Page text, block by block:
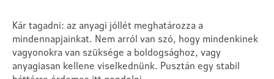
Kár tagadni: az anyagi jóllét meghatározza a
mindennapjainkat. Nem arról van szó, hogy mindenkinek
vagyonokra van szüksége a boldogsághoz, vagy
anyagiasan kellene viselkednünk. Pusztán egy stabil